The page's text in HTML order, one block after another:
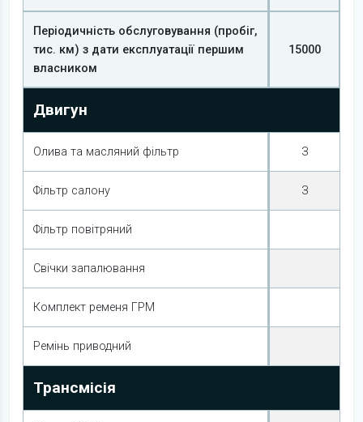
Періодичність обслуговування (пробіг,
тис. км) з дати експлуатації першим
власником
15000
Двигун
Олива та масляний фільтр З
Фільтр салону З
Фільтр повітряний
Свічки запалювання
Комплект ременя ГРМ
Ремінь приводний
Трансмісія